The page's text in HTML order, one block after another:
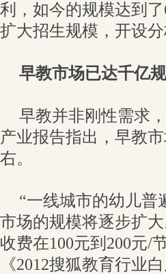
利，如今的规模达到
扩大招生规模，开设
早教市场已达千亿
早教并非刚性需求
产业报告指出，早教
右。
“一线城市的幼儿普
市场的规模将逐步扩
收费在100元到200元/
《2012搜狐教育行业